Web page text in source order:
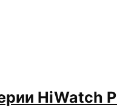
HiWatch